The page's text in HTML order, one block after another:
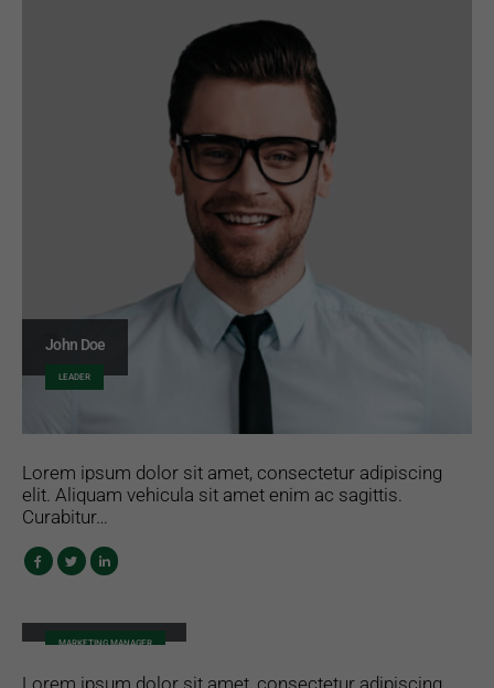
John Doe
LEADER
Lorem ipsum dolor sit amet, consectetur adipiscing
elit. Aliquam vehicula sit amet enim ac sagittis.
Curabitur…
MARKETING MANAGER
Lorem ipsum dolor sit amet, consectetur adipiscing